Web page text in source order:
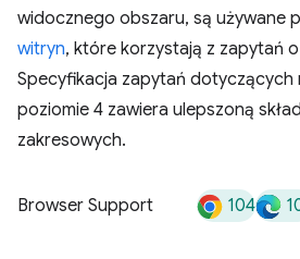
widocznego obszaru, są używane
witryn, które korzystają z zapytań
Specyfikacja zapytań dotyczących
poziomie 4 zawiera ulepszoną
zakresowych.
Browser Support 104